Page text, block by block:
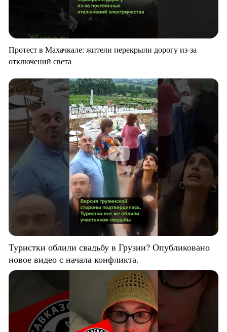
Протест в Махачкале: жители перекрыли дорогу из-за
отключений света
Туристки облили свадьбу в Грузии? Опубликовано
новое видео с начала конфликта.